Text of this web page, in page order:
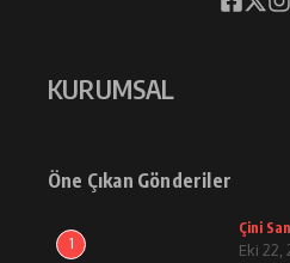
KURUMSAL
Öne Çıkan Gönderiler
1
Çini
Eki 22,